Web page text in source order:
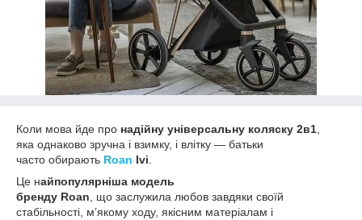
Коли мова йде про надійну універсальну коляску 2в1
яка однаково зручна і взимку, і влітку — батьки
часто обирають Roan Ivi
Це найпопулярніша модель
бренду Roan , що заслужила любов завдяки своїй
стабільності, м’якому ходу, якісним матеріалам і